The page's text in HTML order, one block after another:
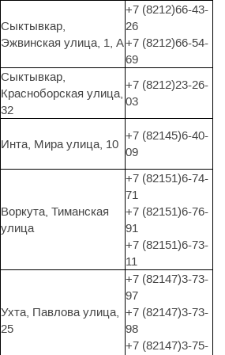
Сыктывкар,
Эжвинская улица, 1, А
+7 (8212)66-43-
26
+7 (8212)66-54-
69
Сыктывкар,
Красноборская улица,
32
+7 (8212)23-26-
03
Инта, Мира улица, 10
+7 (82145)6-40-
09
Воркута, Тиманская
улица
+7 (82151)6-74-
71
+7 (82151)6-76-
91
+7 (82151)6-73-
11
Ухта, Павлова улица,
25
+7 (82147)3-73-
97
+7 (82147)3-73-
98
+7 (82147)3-75-